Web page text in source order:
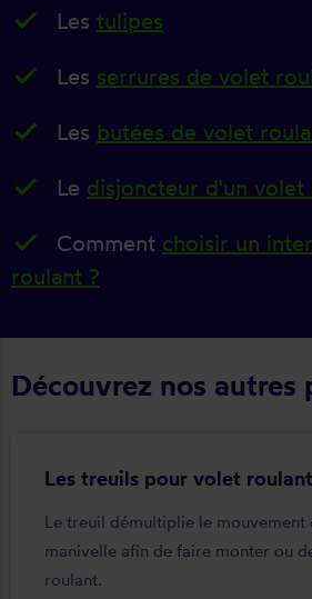
Les tulipes
Les serrures de volet
Les butées de volet
Le disjoncteur d'un volet
Comment choisir un
roulant ?
Découvrez nos autres
Les treuils pour volet roulant
Le treuil démultiplie le mouvement
manivelle afin de faire monter ou
roulant.